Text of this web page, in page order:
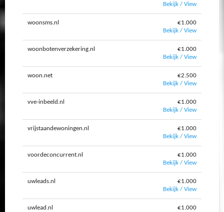
Bekijk / View
woonsms.nl
€1.000
Bekijk / View
woonbotenverzekering.nl
€1.000
Bekijk / View
woon.net
€2.500
Bekijk / View
vve-inbeeld.nl
€1.000
Bekijk / View
vrijstaandewoningen.nl
€1.000
Bekijk / View
voordeconcurrent.nl
€1.000
Bekijk / View
uwleads.nl
€1.000
Bekijk / View
uwlead.nl
€1.000